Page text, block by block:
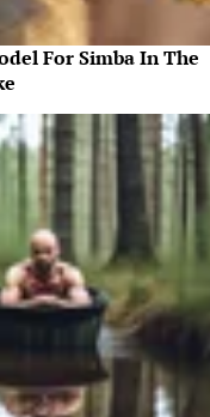
For Simba In The